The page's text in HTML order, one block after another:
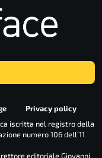
Privacy policy
iscritta nel registro della
numero 106 dell’11
editoriale Giovanni